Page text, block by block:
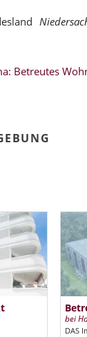
Betreutes
bei
DAS